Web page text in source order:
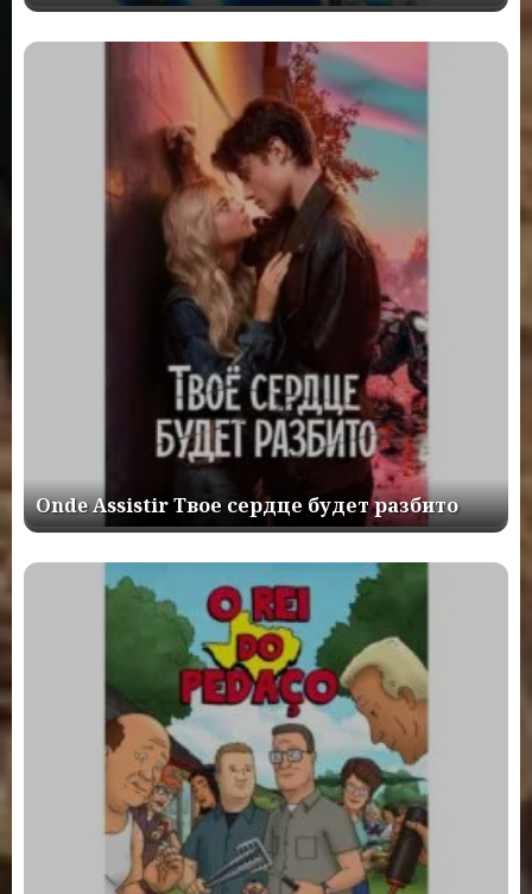
Onde Assistir Твое сердце будет разбито